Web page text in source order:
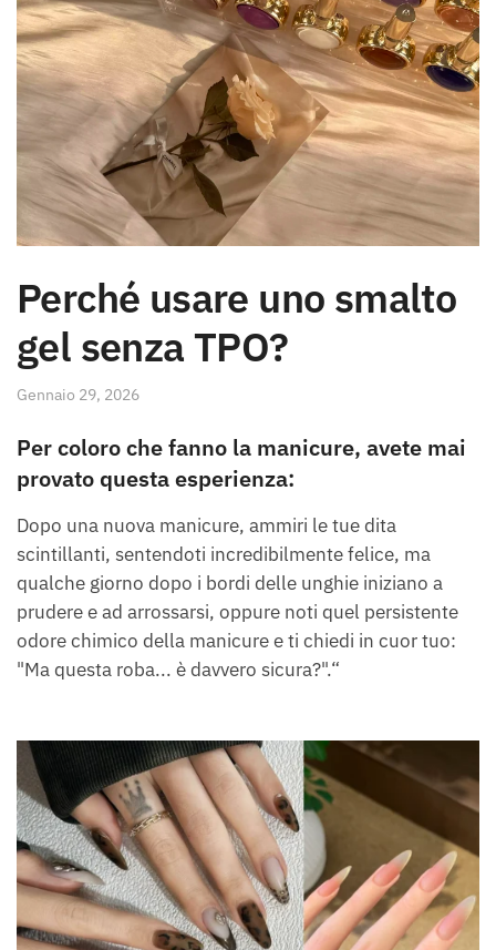
Perché usare uno smalto
gel senza TPO?
Gennaio 29, 2026
Per coloro che fanno la manicure, avete mai
provato questa esperienza:
Dopo una nuova manicure, ammiri le tue dita
scintillanti, sentendoti incredibilmente felice, ma
qualche giorno dopo i bordi delle unghie iniziano a
prudere e ad arrossarsi, oppure noti quel persistente
odore chimico della manicure e ti chiedi in cuor tuo:
"Ma questa roba... è davvero sicura?".“